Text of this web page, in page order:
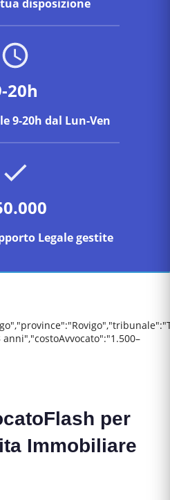
disposizione
20h
9-20h dal Lun-Ven
Legale gestite
per
Immobiliare